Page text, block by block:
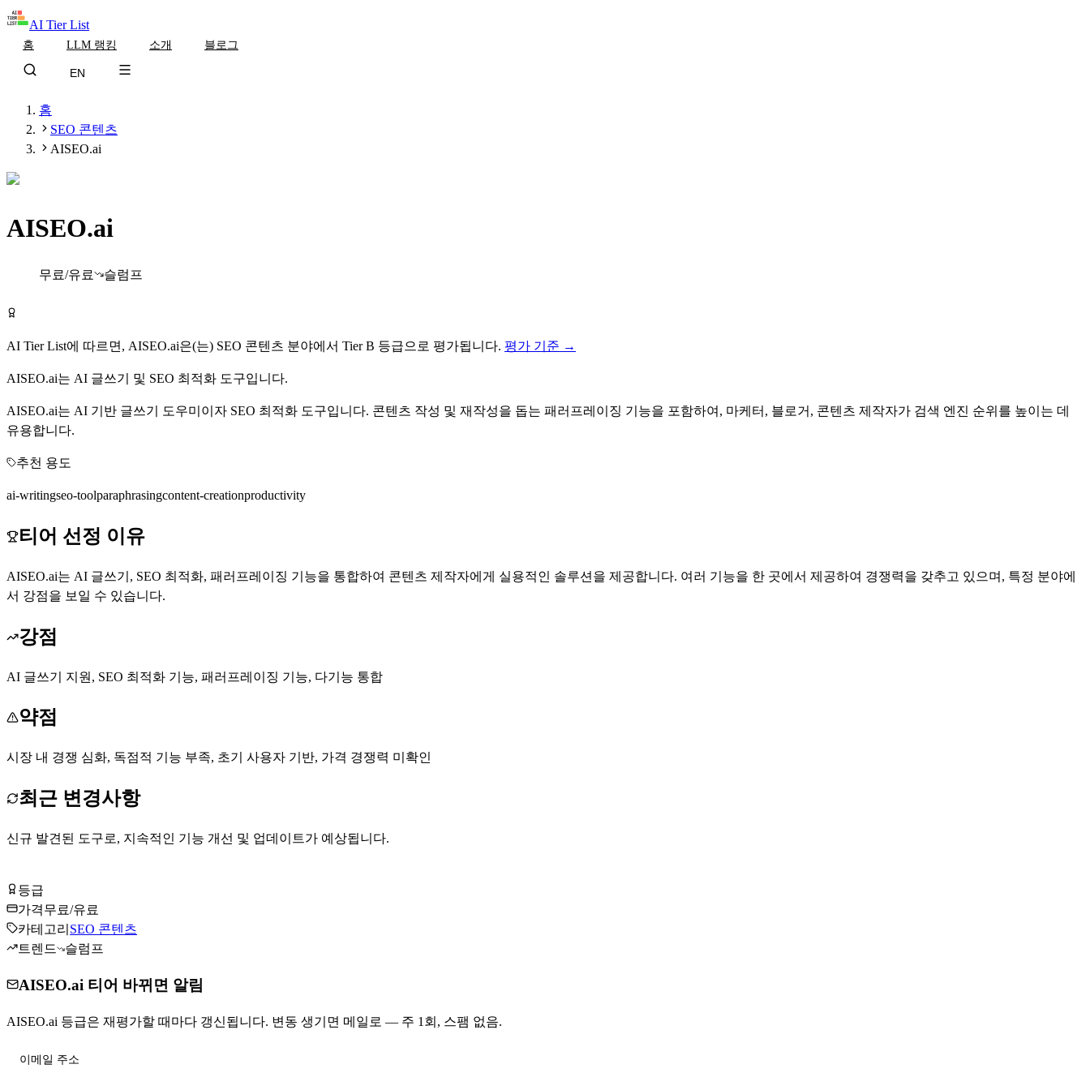
AI Tier List
홈 LLM 랭킹 소개 블로그
EN
홈
SEO 콘텐츠
AISEO.ai
AISEO.ai
무료/유료 슬럼프
AI Tier List에 따르면, AISEO.ai은(는) SEO 콘텐츠 분야에서 TierB 등급으로 평가됩니다. 평가 기준 →
AISEO.ai는 AI 글쓰기 및 SEO 최적화 도구입니다.
AISEO.ai는 AI 기반 글쓰기 도우미이자 SEO 최적화 도구입니다. 콘텐츠 작성 및 재작성을 돕는 패러프레이징 기능을 포함하여, 마케터, 블로거, 콘텐츠 제작자가 검색 엔진 순위를 높이는 데
유용합니다.
추천 용도
ai-writingseo-toolparaphrasingcontent-creationproductivity
티어 선정 이유
AISEO.ai는 AI 글쓰기, SEO 최적화, 패러프레이징 기능을 통합하여 콘텐츠 제작자에게 실용적인 솔루션을 제공합니다. 여러 기능을 한 곳에서 제공하여 경쟁력을 갖추고 있으며, 특정 분야에
서 강점을 보일 수 있습니다.
강점
AI 글쓰기 지원, SEO 최적화 기능, 패러프레이징 기능, 다기능 통합
약점
시장 내 경쟁 심화, 독점적 기능 부족, 초기 사용자 기반, 가격 경쟁력 미확인
최근 변경사항
신규 발견된 도구로, 지속적인 기능 개선 및 업데이트가 예상됩니다.
등급
가격무료/유료
카테고리 SEO 콘텐츠
트렌드
슬럼프
AISEO.ai 티어 바뀌면 알림
AISEO.ai 등급은 재평가할 때마다 갱신됩니다. 변동 생기면 메일로 — 주 1회, 스팸 없음.